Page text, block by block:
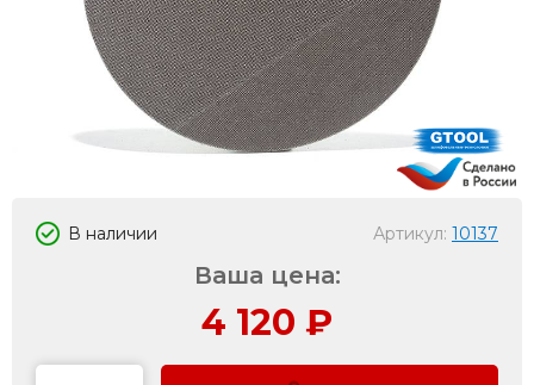
В наличии Артикул: 10137
Ваша цена:
4 120 ₽